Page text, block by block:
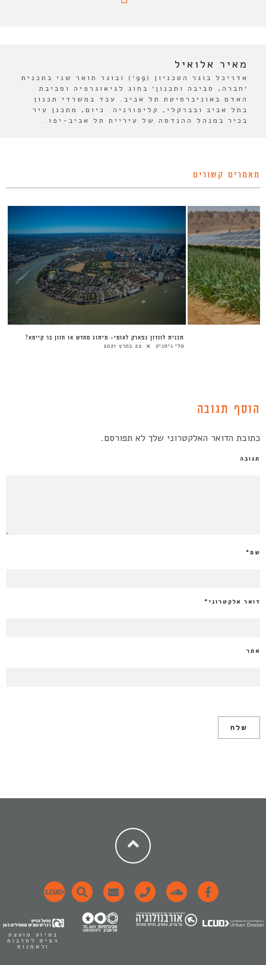
מאיר אלואיל
אדריכל בוגר הטכניון (99׳) ובוגר תואר שני בתכנית
׳חברה, סביבה ותכנון׳ בחוג לגיאוגרפיה וסביבת
האדם באוניברסיטת תל אביב. עבד במשרדי תכנון
בתל אביב ובברקלי, קליפורניה. כיום, מתכנן עיר
בכיר במנהל ההנדסה של עיריית תל אביב-יפו.
מאמרים קשורים
תכנית לונדון כפארק לאומי- מיתוג מחדש או חזון בר קיימא?
מלי ניסניק 22 במרץ 2021
הוסף תגובה
כתובת הדואר האלקטרוני שלך לא תפורסם.
תגובה
שם*
דואר אלקטרוני *
אתר
בסיוע מועצת
הפיס לתרבות
ולאמנות